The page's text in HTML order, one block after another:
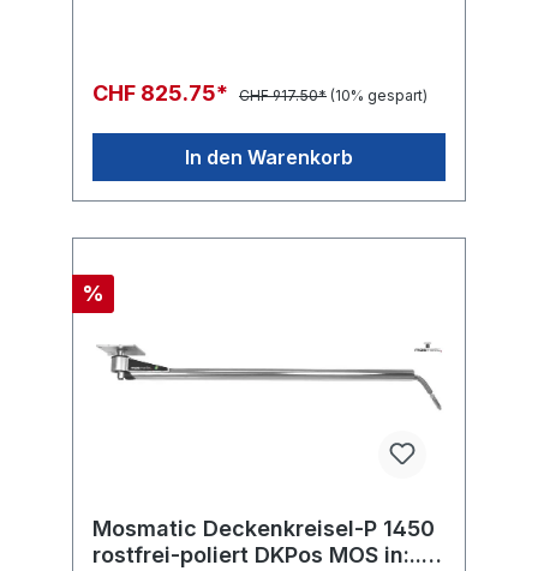
CHF 825.75* CHF 917.50* (10% gespart)
In den Warenkorb
%
Mosmatic Deckenkreisel-P 1450
rostfrei-poliert DKPos MOS in:...